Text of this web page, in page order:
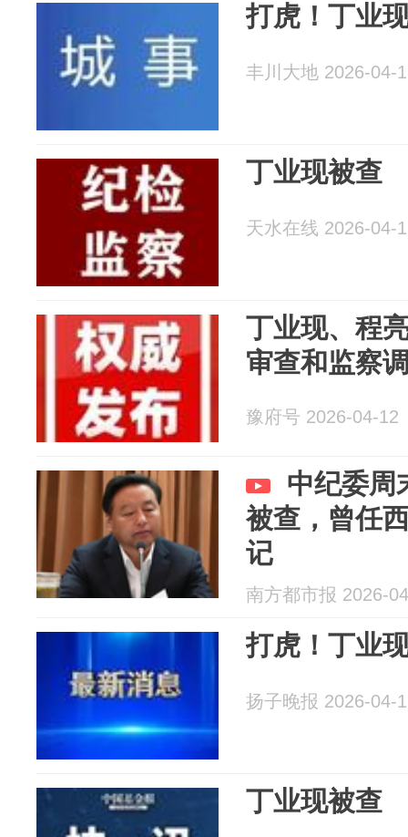
打虎！丁业
丰川大地 2026-04-
丁业现被查
天水在线 2026-04-
丁业现、程
审查和监察
豫府号 2026-04-12
中纪委周
被查，曾任
记
南方都市报 2026-
打虎！丁业
扬子晚报 2026-04-
丁业现被查